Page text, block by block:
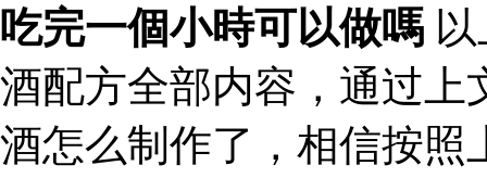
吃完一個小時可以做嗎
酒配方全部内容，通过上
酒怎么制作了，相信按照